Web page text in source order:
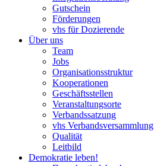
Gutschein
Förderungen
vhs für Dozierende
Über uns
Team
Jobs
Organisationsstruktur
Kooperationen
Geschäftsstellen
Veranstaltungsorte
Verbandssatzung
vhs Verbandsversammlung
Qualität
Leitbild
Demokratie leben!